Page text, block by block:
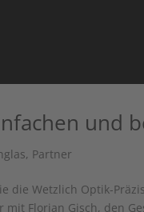
und
, Partner
die Wetzlich Optik-
mit Florian Gisch, den